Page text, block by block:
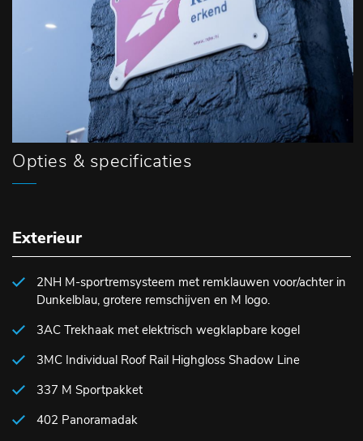
Opties & specificaties
Exterieur
2NH M-sportremsysteem met remklauwen voor/achter in
Dunkelblau, grotere remschijven en M logo.
3AC Trekhaak met elektrisch wegklapbare kogel
3MC Individual Roof Rail Highgloss Shadow Line
337 M Sportpakket
402 Panoramadak